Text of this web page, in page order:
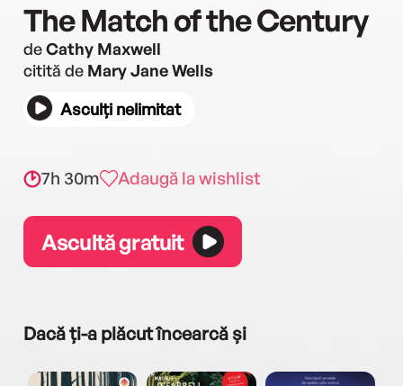
The Match of the Century
deCathy Maxwell
citită de Mary Jane Wells
Asculți nelimitat
7h 30m Adaugă la wishlist
Ascultă gratuit
Dacă ți-a plăcut încearcă și